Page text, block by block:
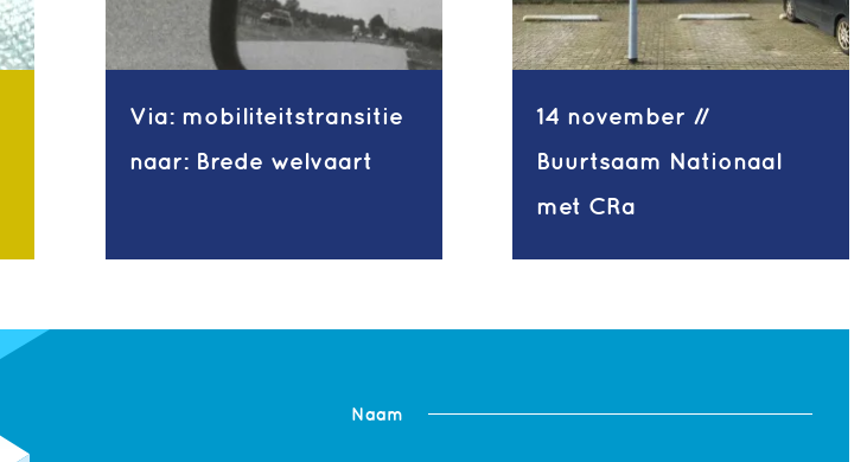
Via: mobiliteitstransitie
naar: Brede welvaart
14 november //
Buurtsaam Nationaal
met CRa
Naam